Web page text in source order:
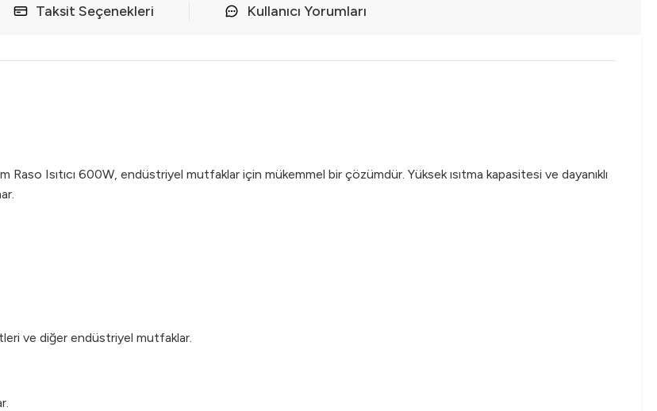
Taksit Seçenekleri Kullanıcı Yorumları
Raso Isıtıcı 600W, endüstriyel mutfaklar için mükemmel bir çözümdür. Yüksek ısıtma kapasitesi ve dayanıklı
ve diğer endüstriyel mutfaklar.